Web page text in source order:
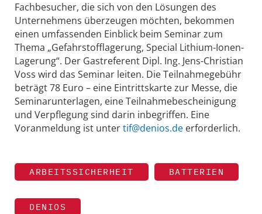
Fachbesucher, die sich von den Lösungen des
Unternehmens überzeugen möchten, bekommen
einen umfassenden Einblick beim Seminar zum
Thema „Gefahrstofflagerung, Special Lithium-Ionen-
Lagerung“. Der Gastreferent Dipl. Ing. Jens-Christian
Voss wird das Seminar leiten. Die Teilnahmegebühr
beträgt 78 Euro – eine Eintrittskarte zur Messe, die
Seminarunterlagen, eine Teilnahmebescheinigung
und Verpflegung sind darin inbegriffen. Eine
Voranmeldung ist untertif@denios.de erforderlich.
ARBEITSSICHERHEIT BATTERIEN
DENIOS